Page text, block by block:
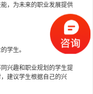
，为未来的职业发展提供
学生。
兴趣和职业规划的学生提
建议学生根据自己的兴